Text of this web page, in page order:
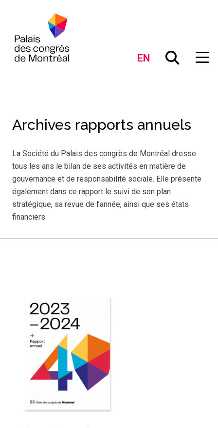
EN
Archives rapports annuels
La Société du Palais des congrès de Montréal dresse
tous les ans le bilan de ses activités en matière de
gouvernance et de responsabilité sociale. Elle présente
également dans ce rapport le suivi de son plan
stratégique, sa revue de l’année, ainsi que ses états
financiers.